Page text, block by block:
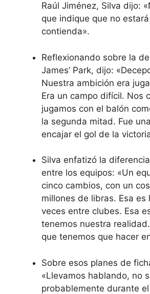
Raúl Jiménez, Silva dijo:
que indique que no
contienda».
Reflexionando sobre la
James’ Park, dijo:
Nuestra ambición era
Era un campo difícil. Nos
jugamos con el balón
la segunda mitad. Fue
encajar el gol de la
Silva enfatizó la
entre los equipos: «Un
cinco cambios, con un
millones de libras. Esa es
veces entre clubes. Esa
tenemos nuestra
que tenemos que hacer
Sobre esos planes de
«Llevamos hablando, no
probablemente durante